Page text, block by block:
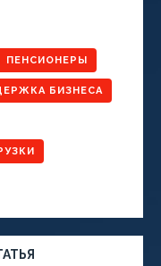
ПЕНСИОНЕРЫ
БИЗНЕСА